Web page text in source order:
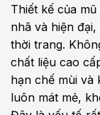
Thiết kế của
nhã và hiện
thời trang.
chất liệu cao
hạn chế mùi và
luôn mát mẻ,